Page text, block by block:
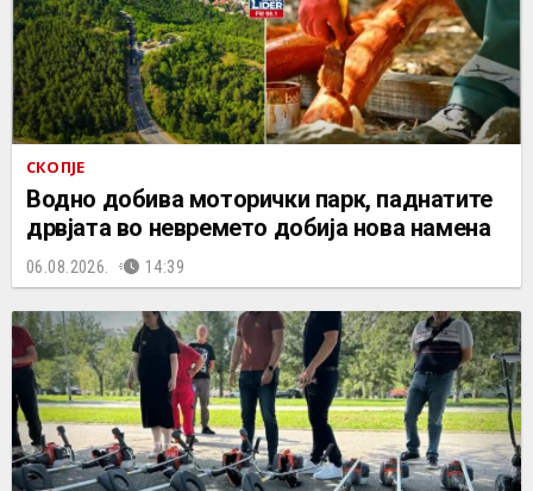
СКОПЈЕ
Водно добива моторички парк, паднатите
дрвјата во невремето добија нова намена
06.08.2026. 14:39